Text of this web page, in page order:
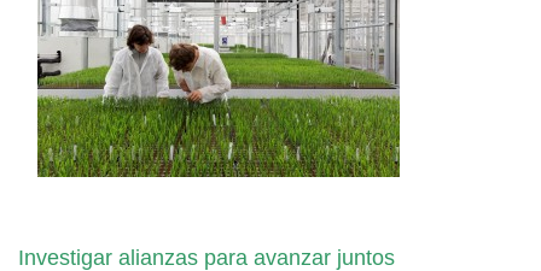
Investigar alianzas para avanzar juntos